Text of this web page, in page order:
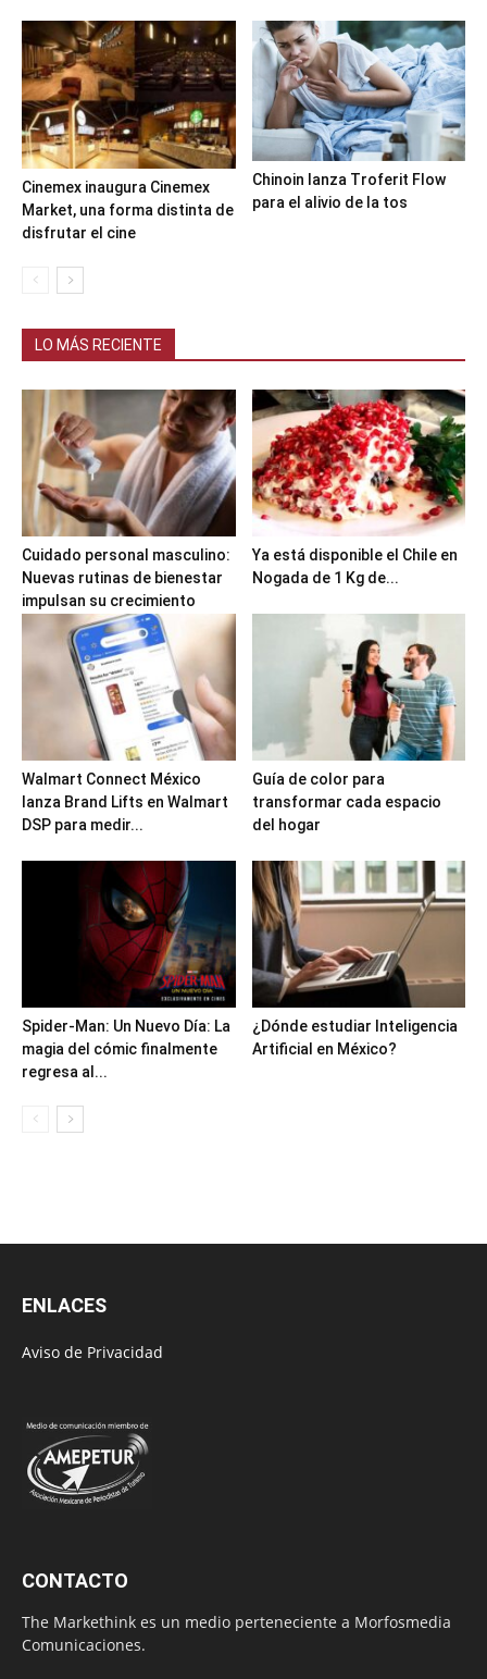
Cinemex inaugura Cinemex
Market, una forma distinta de
disfrutar el cine
Chinoin lanza Troferit Flow
para el alivio de la tos
LO MÁS RECIENTE
Cuidado personal masculino:
Nuevas rutinas de bienestar
impulsan su crecimiento
Ya está disponible el Chile en
Nogada de 1 Kg de...
Walmart Connect México
lanza Brand Lifts en Walmart
DSP para medir...
Guía de color para
transformar cada espacio
del hogar
Spider-Man: Un Nuevo Día: La
magia del cómic finalmente
regresa al...
¿Dónde estudiar Inteligencia
Artificial en México?
ENLACES
Aviso de Privacidad
CONTACTO
The Markethink es un medio perteneciente a Morfosmedia
Comunicaciones.